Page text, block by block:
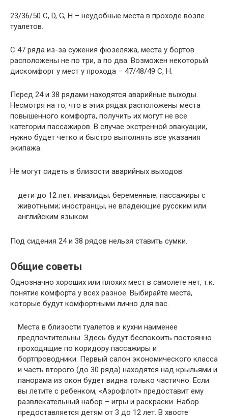
23/36/50 C, D, G, H – неудобные места в проходе возле
туалетов.
С 47 ряда из-за сужения фюзеляжа, места у бортов
расположены не по три, а по два. Возможен некоторый
дискомфорт у мест у прохода – 47/48/49 C, H.
Перед 24 и 38 рядами находятся аварийные выходы.
Несмотря на то, что в этих рядах расположены места
повышенного комфорта, получить их могут не все
категории пассажиров. В случае экстренной эвакуации,
нужно будет четко и быстро выполнять все указания
экипажа.
Не могут сидеть в близости аварийных выходов:
дети до 12 лет; инвалиды; беременные; пассажиры с
животными; иностранцы, не владеющие русским или
английским языком.
Под сидения 24 и 38 рядов нельзя ставить сумки.
Общие советы
Однозначно хороших или плохих мест в самолете нет, т.к.
понятие комфорта у всех разное. Выбирайте места,
которые будут комфортными лично для вас.
Места в близости туалетов и кухни наименее
предпочтительны. Здесь будут беспокоить постоянно
проходящие по коридору пассажиры и
бортпроводники. Первый салон экономического класса
и часть второго (до 30 ряда) находятся над крыльями и
панорама из окон будет видна только частично. Если
вы летите с ребенком, «Аэрофлот» предоставит ему
развлекательный набор – игры и раскраски. Набор
предоставляется детям от 3 до 12 лет. В хвосте